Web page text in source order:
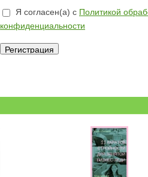
Я согласен(а) с Политикой
конфиденциальности